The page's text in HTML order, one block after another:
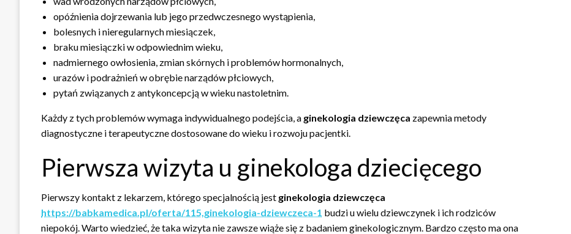
opóźnienia dojrzewania lub jego przedwczesnego wystąpienia,
bolesnych i nieregularnych miesiączek,
braku miesiączki w odpowiednim wieku,
nadmiernego owłosienia, zmian skórnych i problemów hormonalnych,
urazów i podrażnień w obrębie narządów płciowych,
pytań związanych z antykoncepcją w wieku nastoletnim.
Każdy z tych problemów wymaga indywidualnego podejścia, a ginekologia dziewczęca zapewnia metody
diagnostyczne i terapeutyczne dostosowane do wieku i rozwoju pacjentki.
Pierwsza wizyta u ginekologa dziecięcego
Pierwszy kontakt z lekarzem, którego specjalnością jest ginekologia dziewczęca
https://babkamedica.pl/oferta/115,ginekologia-dziewczeca-1 budzi u wielu dziewczynek i ich rodziców
niepokój. Warto wiedzieć, że taka wizyta nie zawsze wiąże się z badaniem ginekologicznym. Bardzo często ma ona